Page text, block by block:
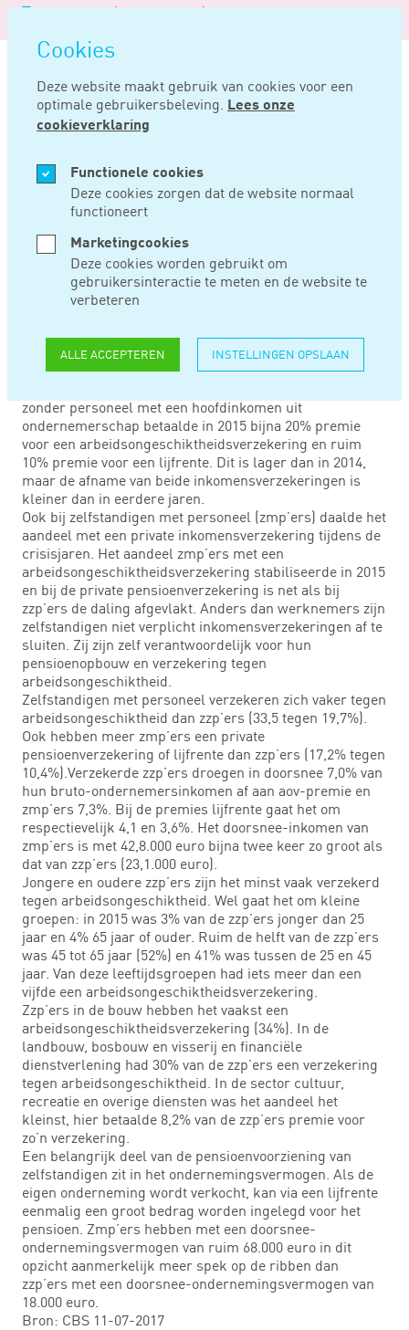
overslaan
Cookies
Deze website maakt gebruik van cookies voor een
optimale gebruikersbeleving. Lees onze
cookieverklaring
Functionele cookies
Deze cookies zorgen dat de website normaal
functioneert
Marketingcookies
Deze cookies worden gebruikt om
gebruikersinteractie te meten en de website te
verbeteren
ALLE ACCEPTEREN INSTELLINGEN OPSLAAN
Logo
Noord
Negentig
Home Nieuws Slechts klein deel zzp’ers verzekerd
JUL 13, 2017
SLECHTS KLEIN
DEEL ZZP’ERS
VERZEKERD
Slechts een klein deel van de zzp’ers is verzekerd tegen
zonder personeel met een hoofdinkomen uit
ondernemerschap betaalde in 2015 bijna 20% premie
voor een arbeidsongeschiktheidsverzekering en ruim
10% premie voor een lijfrente. Dit is lager dan in 2014,
maar de afname van beide inkomensverzekeringen is
kleiner dan in eerdere jaren.
Ook bij zelfstandigen met personeel (zmp’ers) daalde het
aandeel met een private inkomensverzekering tijdens de
crisisjaren. Het aandeel zmp’ers met een
arbeidsongeschiktheidsverzekering stabiliseerde in 2015
en bij de private pensioenverzekering is net als bij
zzp’ers de daling afgevlakt. Anders dan werknemers zijn
zelfstandigen niet verplicht inkomensverzekeringen af te
sluiten. Zij zijn zelf verantwoordelijk voor hun
pensioenopbouw en verzekering tegen
arbeidsongeschiktheid.
Zelfstandigen met personeel verzekeren zich vaker tegen
arbeidsongeschiktheid dan zzp’ers (33,5 tegen 19,7%).
Ook hebben meer zmp’ers een private
pensioenverzekering of lijfrente dan zzp’ers (17,2% tegen
10,4%).Verzekerde zzp’ers droegen in doorsnee 7,0% van
hun bruto-ondernemersinkomen af aan aov-premie en
zmp’ers 7,3%. Bij de premies lijfrente gaat het om
respectievelijk 4,1 en 3,6%. Het doorsnee-inkomen van
zmp’ers is met 42,8.000 euro bijna twee keer zo groot als
dat van zzp’ers (23,1.000 euro).
Jongere en oudere zzp’ers zijn het minst vaak verzekerd
tegen arbeidsongeschiktheid. Wel gaat het om kleine
groepen: in 2015 was 3% van de zzp’ers jonger dan 25
jaar en 4% 65 jaar of ouder. Ruim de helft van de zzp’ers
was 45 tot 65 jaar (52%) en 41% was tussen de 25 en 45
jaar. Van deze leeftijdsgroepen had iets meer dan een
vijfde een arbeidsongeschiktheidsverzekering.
Zzp’ers in de bouw hebben het vaakst een
arbeidsongeschiktheidsverzekering (34%). In de
landbouw, bosbouw en visserij en financiële
dienstverlening had 30% van de zzp’ers een verzekering
tegen arbeidsongeschiktheid. In de sector cultuur,
recreatie en overige diensten was het aandeel het
kleinst, hier betaalde 8,2% van de zzp’ers premie voor
zo’n verzekering.
Een belangrijk deel van de pensioenvoorziening van
zelfstandigen zit in het ondernemingsvermogen. Als de
eigen onderneming wordt verkocht, kan via een lijfrente
eenmalig een groot bedrag worden ingelegd voor het
pensioen. Zmp’ers hebben met een doorsnee-
ondernemingsvermogen van ruim 68.000 euro in dit
opzicht aanmerkelijk meer spek op de ribben dan
zzp’ers met een doorsnee-ondernemingsvermogen van
18.000 euro.
Bron: CBS 11-07-2017